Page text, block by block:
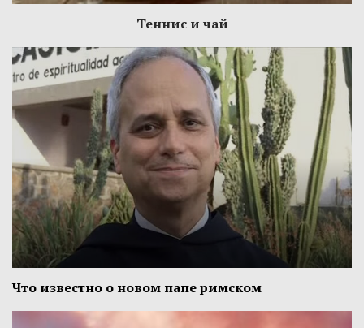
Теннис и чай
Что известно о новом папе римском